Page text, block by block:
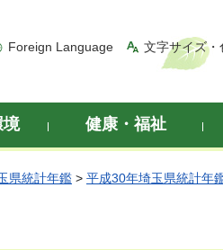
Foreign Language 文字サイズ・
境 健康・福祉
県統計年鑑 > 平成30年埼玉県統計年